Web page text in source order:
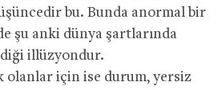
bu. Bunda anormal bir
şu anki dünya şartlarında
illüzyondur.
olanlar için ise durum, yersiz